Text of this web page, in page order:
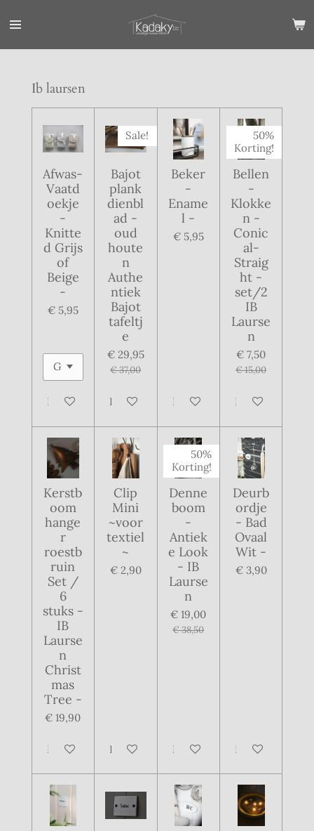
direct
Ib laursen
Afwas-
Vaatd
oekje
-
Knitte
d Grijs
of
Beige
-
€ 5,95
In winkelwagen
Sale!
Bajot
plank
dienbl
ad -
oud
houte
n
Authe
ntiek
Bajot
tafeltj
e
€ 29,95
€ 37,00
In winkelwagen
Beker
-
Ename
l -
€ 5,95
In winkelwagen
50%
Korting!
Bellen
-
Klokke
n -
Conic
al-
Straig
ht -
set/2
IB
Laurse
n
€ 7,50
€ 15,00
In winkelwagen
Kerstb
oom
hange
r
roestb
ruin
Set /
6
stuks -
IB
Laurse
n
Christ
mas
Tree -
€ 19,90
In winkelwagen
Clip
Mini
~voor
textiel
~
€ 2,90
In winkelwagen
50%
Korting!
Denne
boom
-
Antiek
e Look
- IB
Laurse
n
€ 19,00
€ 38,50
In winkelwagen
Deurb
ordje
- Bad
Ovaal
Wit -
€ 3,90
In winkelwagen